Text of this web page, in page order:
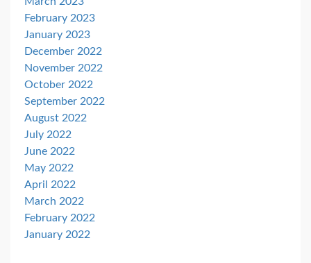
February 2023
January 2023
December 2022
November 2022
October 2022
September 2022
August 2022
July 2022
June 2022
May 2022
April 2022
March 2022
February 2022
January 2022